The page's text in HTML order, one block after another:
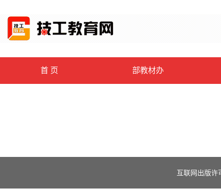
首 页 部教材办
互联网出版许